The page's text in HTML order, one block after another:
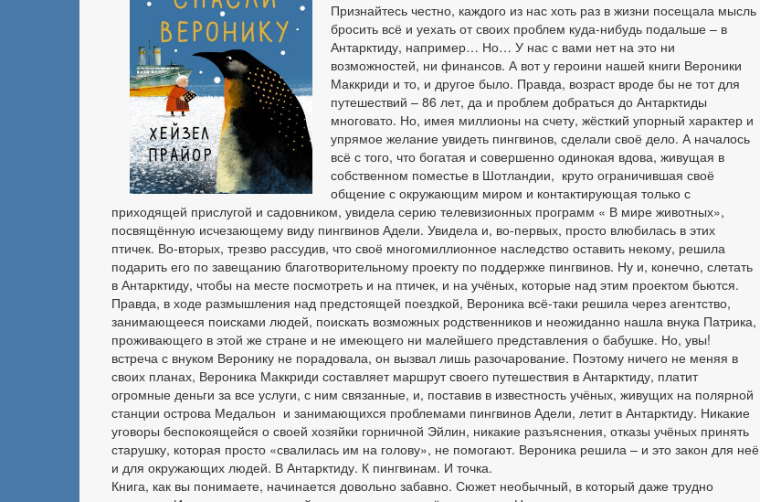
Признайтесь честно, каждого из нас хоть раз в жизни посещала мысль
бросить всё и уехать от своих проблем куда-нибудь подальше – в
Антарктиду, например… Но… У нас с вами нет на это ни
возможностей, ни финансов. А вот у героини нашей книги Вероники
Маккриди и то, и другое было. Правда, возраст вроде бы не тот для
путешествий – 86 лет, да и проблем добраться до Антарктиды
многовато. Но, имея миллионы на счету, жёсткий упорный характер и
упрямое желание увидеть пингвинов, сделали своё дело. А началось
всё с того, что богатая и совершенно одинокая вдова, живущая в
собственном поместье в Шотландии, круто ограничившая своё
общение с окружающим миром и контактирующая только с
приходящей прислугой и садовником, увидела серию телевизионных программ « В мире животных»,
посвящённую исчезающему виду пингвинов Адели. Увидела и, во-первых, просто влюбилась в этих
птичек. Во-вторых, трезво рассудив, что своё многомиллионное наследство оставить некому, решила
подарить его по завещанию благотворительному проекту по поддержке пингвинов. Ну и, конечно, слетать
в Антарктиду, чтобы на месте посмотреть и на птичек, и на учёных, которые над этим проектом бьются.
Правда, в ходе размышления над предстоящей поездкой, Вероника всё-таки решила через агентство,
занимающееся поисками людей, поискать возможных родственников и неожиданно нашла внука Патрика,
проживающего в этой же стране и не имеющего ни малейшего представления о бабушке. Но, увы!
встреча с внуком Веронику не порадовала, он вызвал лишь разочарование. Поэтому ничего не меняя в
своих планах, Вероника Маккриди составляет маршрут своего путешествия в Антарктиду, платит
огромные деньги за все услуги, с ним связанные, и, поставив в известность учёных, живущих на полярной
станции острова Медальон и занимающихся проблемами пингвинов Адели, летит в Антарктиду. Никакие
уговоры беспокоящейся о своей хозяйки горничной Эйлин, никакие разъяснения, отказы учёных принять
старушку, которая просто «свалилась им на голову», не помогают. Вероника решила – и это закон для неё
и для окружающих людей. В Антарктиду. К пингвинам. И точка.
Книга, как вы понимаете, начинается довольно забавно. Сюжет необычный, в который даже трудно